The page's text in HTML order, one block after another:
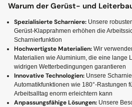
Warum der Gerüst- und
Spezialisierte Scharniere: Unsere
Gerüst-Klapprahmen erhöhen die
Scharnierfunktion
Hochwertigste Materialien: Wir
Materialien wie Aluminium, die eine lange
widrigen Wetterbedingungen garantieren
Innovative Technologien: Unsere
Automatikfunktionen wie 180°-Rastungen
Arbeitsalltag enorm erleichtern kann
Anpassungsfähige Lösungen: Unsere